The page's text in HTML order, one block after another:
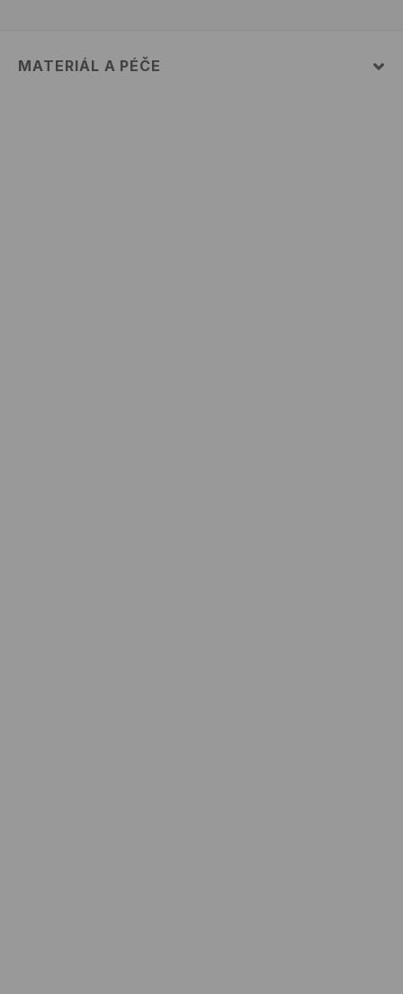
MATERIÁL A PÉČE